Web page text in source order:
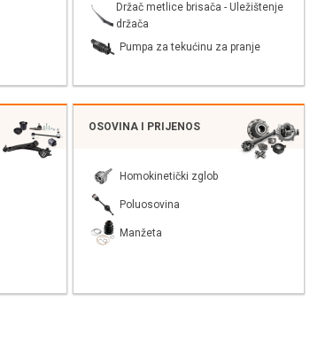
Držač metlice brisača - Uležištenje
držača
Pumpa za tekućinu za pranje
OSOVINA I PRIJENOS
Homokinetički zglob
Poluosovina
Manžeta